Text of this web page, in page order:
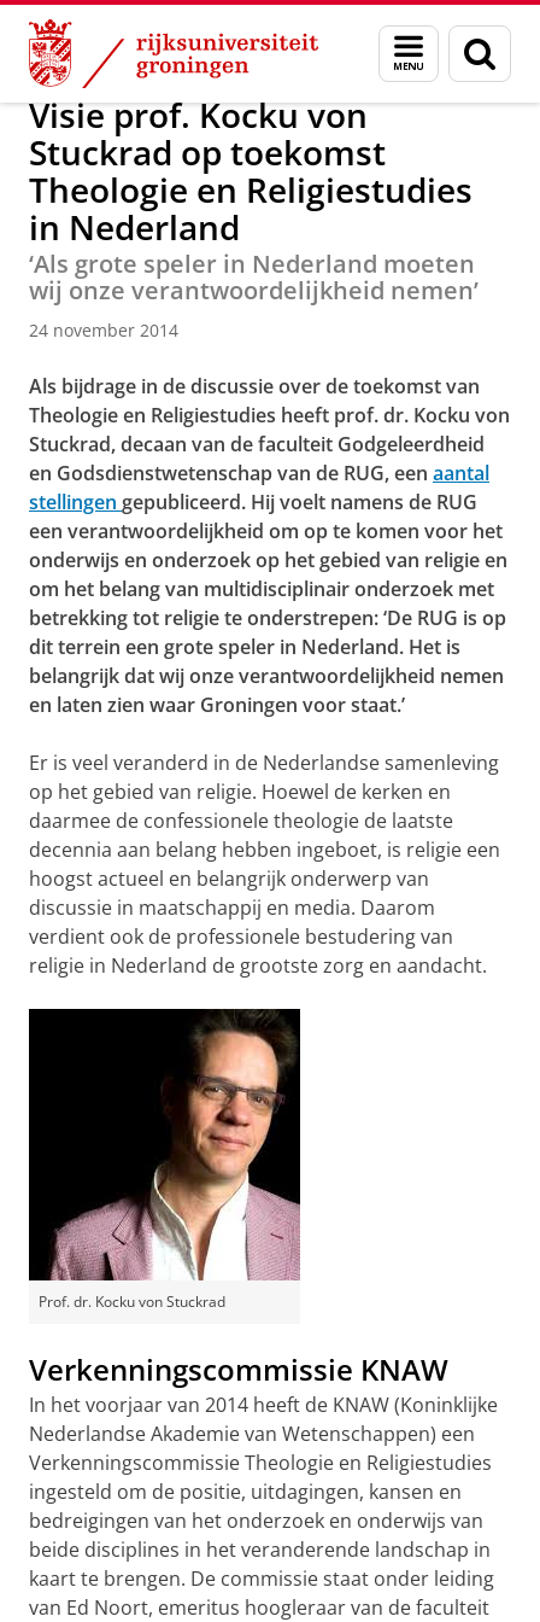
Skip
Content
Skip
Navigation
Menu
en
zoeken
Over ons Actueel Nieuws Nieuwsberichten
Visie prof. Kocku von
Stuckrad op toekomst
Theologie en Religiestudies
in Nederland
‘Als grote speler in Nederland moeten
wij onze verantwoordelijkheid nemen’
24 november 2014
Als bijdrage in de discussie over de toekomst van
Theologie en Religiestudies heeft prof. dr. Kocku von
Stuckrad, decaan van de faculteit Godgeleerdheid
en Godsdienstwetenschap van de RUG, een aantal
stellingen gepubliceerd. Hij voelt namens de RUG
een verantwoordelijkheid om op te komen voor het
onderwijs en onderzoek op het gebied van religie en
om het belang van multidisciplinair onderzoek met
betrekking tot religie te onderstrepen: ‘De RUG is op
dit terrein een grote speler in Nederland. Het is
belangrijk dat wij onze verantwoordelijkheid nemen
en laten zien waar Groningen voor staat.’
Er is veel veranderd in de Nederlandse samenleving
op het gebied van religie. Hoewel de kerken en
daarmee de confessionele theologie de laatste
decennia aan belang hebben ingeboet, is religie een
hoogst actueel en belangrijk onderwerp van
discussie in maatschappij en media. Daarom
verdient ook de professionele bestudering van
religie in Nederland de grootste zorg en aandacht.
Prof. dr. Kocku von Stuckrad
Verkenningscommissie KNAW
In het voorjaar van 2014 heeft de KNAW (Koninklijke
Nederlandse Akademie van Wetenschappen) een
Verkenningscommissie Theologie en Religiestudies
ingesteld om de positie, uitdagingen, kansen en
bedreigingen van het onderzoek en onderwijs van
beide disciplines in het veranderende landschap in
kaart te brengen. De commissie staat onder leiding
van Ed Noort, emeritus hoogleraar van de faculteit